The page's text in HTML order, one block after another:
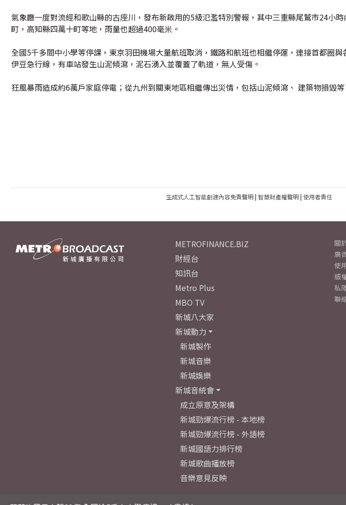
氣象廳一度對流經和歌山縣的古座川，發布新啟用的5級氾濫特別警報，其中三重縣尾鷲市24小
町，高知縣四萬十町等地，雨量也超過400毫米。
全國5千多間中小學等停課，東京羽田機場大量航班取消，鐵路和航班也相繼停運，連接首都圈
伊豆急行線，有車站發生山泥傾瀉，泥石湧入並覆蓋了軌道，無人受傷。
狂風暴雨造成約6萬戶家庭停電；從九州到關東地區相繼傳出災情，包括山泥傾瀉、 建築物損毀等
生成式人工智能創建內容免責聲明| 智慧財產權聲明| 使用者責任
METROFINANCE.BIZ
財經台
知訊台
Metro Plus
MBO TV
新城八大家
新城動力
新城製作
新城音樂
新城娛樂
新城音統會
成立原意及架構
新城勁爆流行榜 - 本地榜
新城勁爆流行榜 - 外語榜
新城國語力排行榜
新城歌曲播放榜
音樂意見反映
關
廣
使
版
私
聯